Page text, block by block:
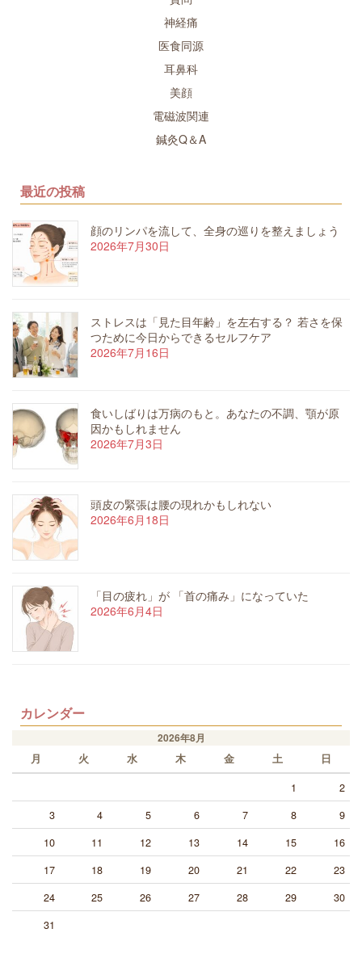
神経痛
医食同源
耳鼻科
美顔
電磁波関連
鍼灸Q＆A
最近の投稿
顔のリンパを流して、全身の巡りを整えましょう
2026年7月30日
ストレスは「見た目年齢」を左右する？ 若さを保
つために今日からできるセルフケア
2026年7月16日
食いしばりは万病のもと。あなたの不調、顎が原
因かもしれません
2026年7月3日
頭皮の緊張は腰の現れかもしれない
2026年6月18日
「目の疲れ」が 「首の痛み」になっていた
2026年6月4日
カレンダー
2026年8月
月
火 水 木 金 土 日
1
2
3
4 5 6 7 8
9
10
11 12 13 14 15
16
17
18 19 20 21 22
23
24
25 26 27 28 29
30
31